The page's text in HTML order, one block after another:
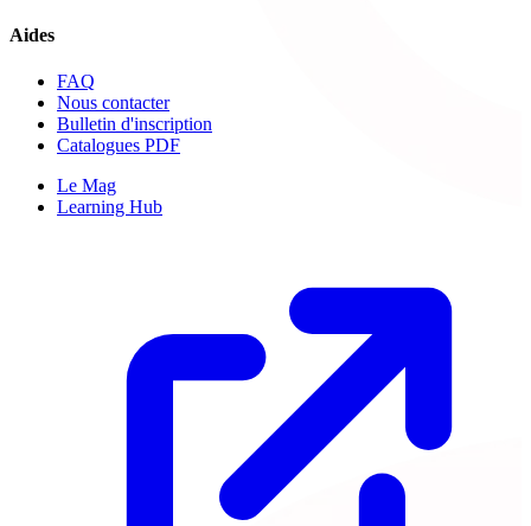
Aides
FAQ
Nous contacter
Bulletin d'inscription
Catalogues PDF
Le Mag
Learning Hub